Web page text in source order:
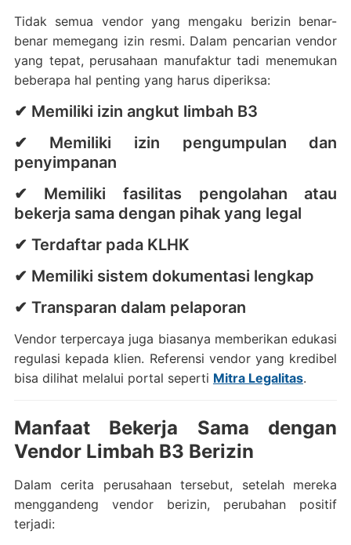
Tidak semua vendor yang mengaku berizin benar-
benar memegang izin resmi. Dalam pencarian vendor
yang tepat, perusahaan manufaktur tadi menemukan
beberapa hal penting yang harus diperiksa:
✔ Memiliki izin angkut limbah B3
✔ Memiliki izin pengumpulan dan
penyimpanan
✔ Memiliki fasilitas pengolahan atau
bekerja sama dengan pihak yang legal
✔ Terdaftar pada KLHK
✔ Memiliki sistem dokumentasi lengkap
✔ Transparan dalam pelaporan
Vendor terpercaya juga biasanya memberikan edukasi
regulasi kepada klien. Referensi vendor yang kredibel
bisa dilihat melalui portal seperti Mitra Legalitas.
Manfaat Bekerja Sama dengan
Vendor Limbah B3 Berizin
Dalam cerita perusahaan tersebut, setelah mereka
menggandeng vendor berizin, perubahan positif
terjadi: